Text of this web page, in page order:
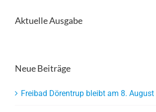
Aktuelle Ausgabe
Neue Beiträge
Freibad Dörentrup bleibt am 8.